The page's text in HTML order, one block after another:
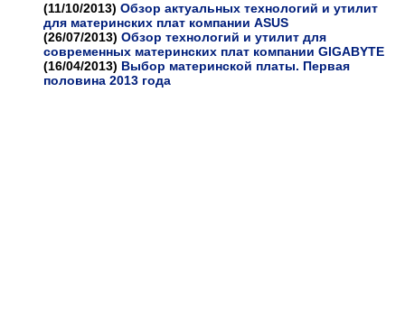
(11/10/2013) Обзор актуальных технологий и утилит
для материнских плат компании ASUS
(26/07/2013) Обзор технологий и утилит для
современных материнских плат компании GIGABYTE
(16/04/2013) Выбор материнской платы. Первая
половина 2013 года